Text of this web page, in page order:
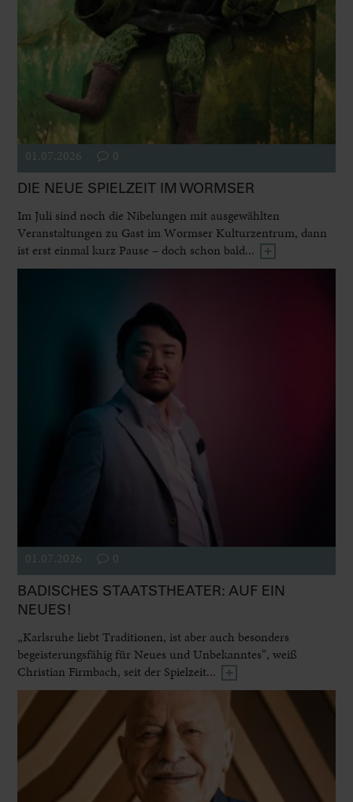
01.07.2026 0
DIE NEUE SPIELZEIT IM WORMSER
Im Juli sind noch die Nibelungen mit ausgewählten
Veranstaltungen zu Gast im Wormser Kulturzentrum, dann
ist erst einmal kurz Pause – doch schon bald...
01.07.2026 0
BADISCHES STAATSTHEATER: AUF EIN
NEUES!
„Karlsruhe liebt Traditionen, ist aber auch besonders
begeisterungsfähig für Neues und Unbekanntes“, weiß
Christian Firmbach, seit der Spielzeit...